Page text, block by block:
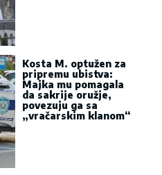
Kosta M. optužen za
pripremu ubistva:
Majka mu pomagala
da sakrije oružje,
povezuju ga sa
„vračarskim klanom“